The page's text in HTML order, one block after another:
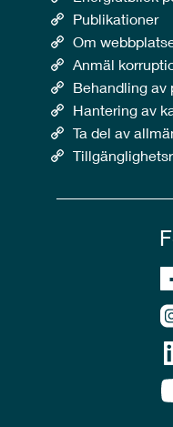
Publikationer
Om
Anmäl
Behandling av
Hantering av
Ta del av